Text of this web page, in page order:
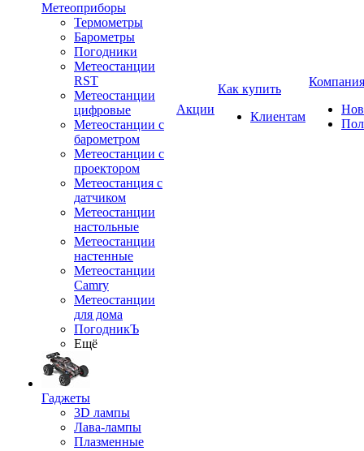
Метеоприборы
Термометры
Барометры
Погодники
Метеостанции
RST
Метеостанции
цифровые
Метеостанции с
барометром
Метеостанции с
проектором
Метеостанция с
датчиком
Метеостанции
настольные
Метеостанции
настенные
Метеостанции
Camry
Метеостанции
для дома
ПогодникЪ
Ещё
Гаджеты
3D лампы
Лава-лампы
Плазменные
Акции
Как купить
Клиентам
Компания